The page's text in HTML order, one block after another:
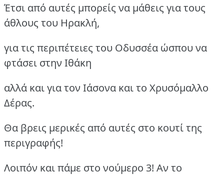
Έτσι από αυτές μπορείς να μάθεις για τους
άθλους του Ηρακλή,
για τις περιπέτειες του Οδυσσέα ώσπου να
φτάσει στην Ιθάκη
αλλά και για τον Ιάσονα και το Χρυσόμαλλο
Δέρας.
Θα βρεις μερικές από αυτές στο κουτί της
περιγραφής!
Λοιπόν και πάμε στο νούμερο 3! Αν το